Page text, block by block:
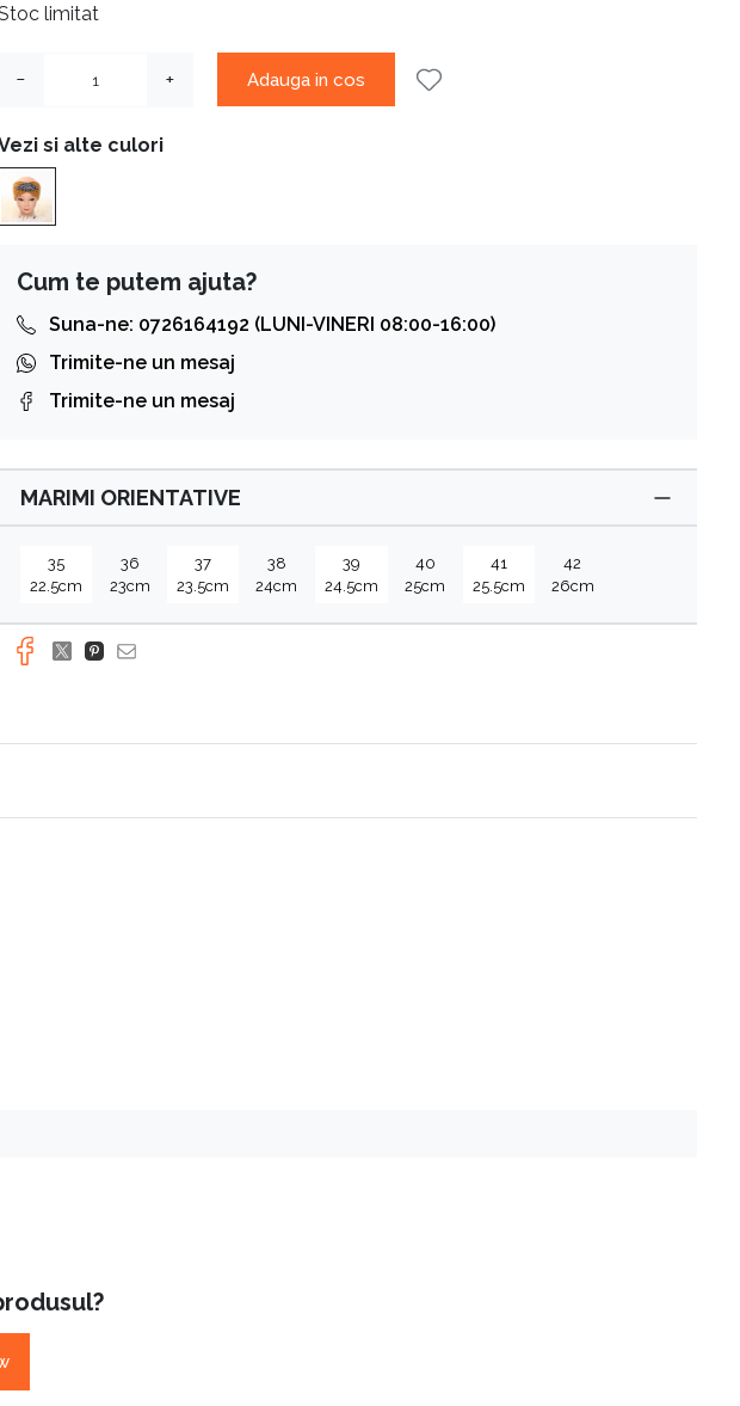
limitat
− + Adauga in cos
si alte culori
Cum te putem ajuta?
Suna-ne: 0726164192 (LUNI-VINERI 08:00-16:00)
Trimite-ne un mesaj
Trimite-ne un mesaj
MARIMI ORIENTATIVE
35
22.5cm
36
23cm
37
23.5cm
38
24cm
39
24.5cm
40
25cm
41
25.5cm
42
26cm